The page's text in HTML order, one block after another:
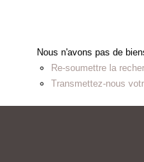
Nous n'avons pas de
Re-soumettre la
Transmettez-nous